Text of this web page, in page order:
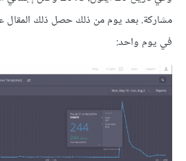
في يوم واحد: